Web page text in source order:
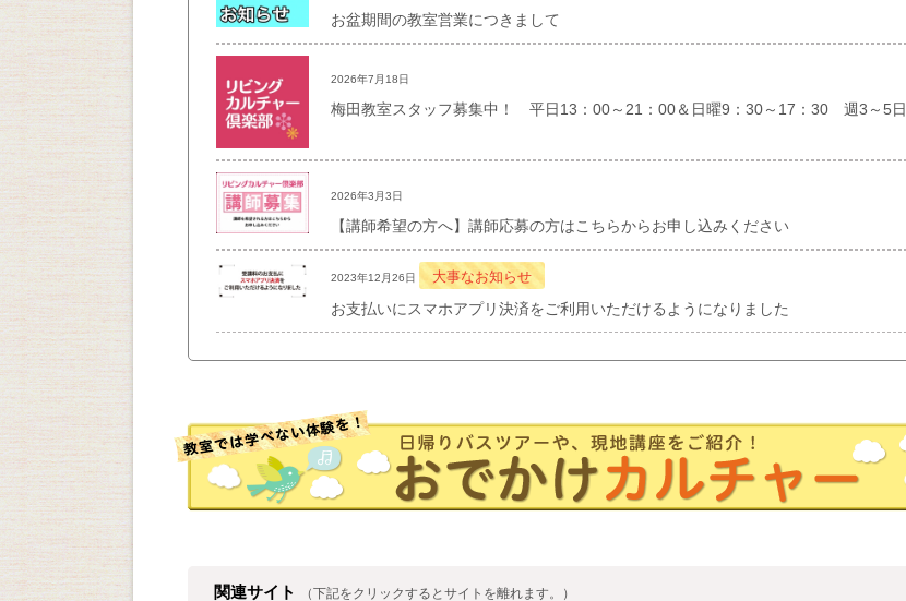
お盆期間の教室営業につきまして
2026年7月18日
梅田教室スタッフ募集中！ 平日13：00～21：00＆日曜9：30～17：30 週3～5日
2026年3月3日
【講師希望の方へ】講師応募の方はこちらからお申し込みください
2023年12月26日 大事なお知らせ
お支払いにスマホアプリ決済をご利用いただけるようになりました
関連サイト （下記をクリックするとサイトを離れます。）